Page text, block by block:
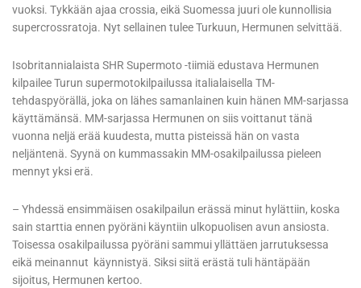
vuoksi. Tykkään ajaa crossia, eikä Suomessa juuri ole kunnollisia
supercrossratoja. Nyt sellainen tulee Turkuun, Hermunen selvittää.
Isobritannialaista SHR Supermoto -tiimiä edustava Hermunen
kilpailee Turun supermotokilpailussa italialaisella TM-
tehdaspyörällä, joka on lähes samanlainen kuin hänen MM-sarjassa
käyttämänsä. MM-sarjassa Hermunen on siis voittanut tänä
vuonna neljä erää kuudesta, mutta pisteissä hän on vasta
neljäntenä. Syynä on kummassakin MM-osakilpailussa pieleen
mennyt yksi erä.
– Yhdessä ensimmäisen osakilpailun erässä minut hylättiin, koska
sain starttia ennen pyöräni käyntiin ulkopuolisen avun ansiosta.
Toisessa osakilpailussa pyöräni sammui yllättäen jarrutuksessa
eikä meinannut käynnistyä. Siksi siitä erästä tuli häntäpään
sijoitus, Hermunen kertoo.